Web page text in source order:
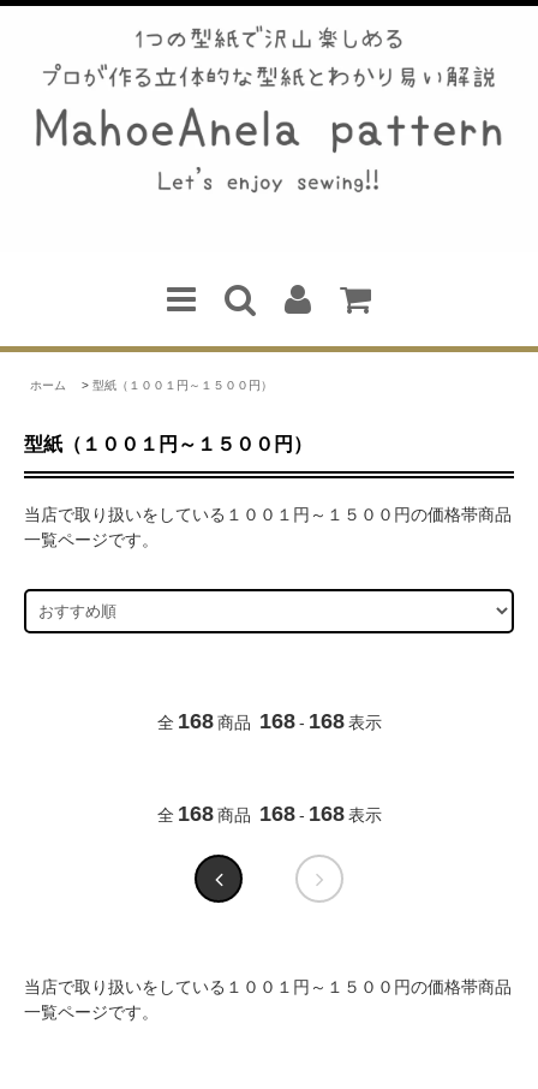
ホーム > 型紙（１００１円～１５００円）
型紙（１００１円～１５００円）
当店で取り扱いをしている１００１円～１５００円の価格帯商品
一覧ページです。
全 168 商品 168 - 168 表示
全 168 商品 168 - 168 表示
当店で取り扱いをしている１００１円～１５００円の価格帯商品
一覧ページです。